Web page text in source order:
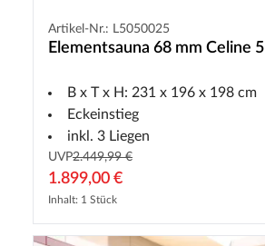
Artikel-Nr.: L5050025
Elementsauna 68 mm Celine 5
B x T x H: 231 x 196 x 198 cm
Eckeinstieg
inkl. 3 Liegen
UVP2.449,99 €
1.899,00 €
Inhalt: 1 Stück